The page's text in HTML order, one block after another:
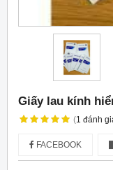
Giấy lau kính
(1 đánh
FACEBOOK